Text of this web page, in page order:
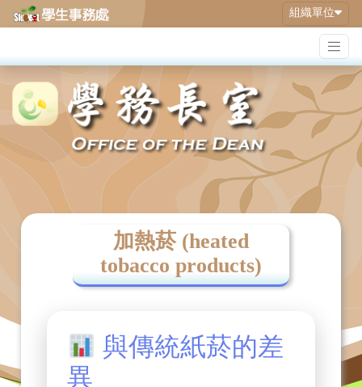
組織單位
加熱菸 (heated
tobacco products)
與傳統紙菸的差
異